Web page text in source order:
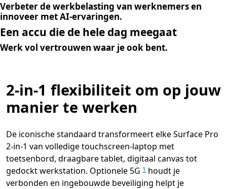
Verbeter de werkbelasting van werknemers en
innoveer met AI-ervaringen.
Een accu die de hele dag meegaat
Werk vol vertrouwen waar je ook bent.
2-in-1 flexibiliteit om op jouw
manier te werken
De iconische standaard transformeert elke Surface Pro
2-in-1 van volledige touchscreen-laptop met
toetsenbord, draagbare tablet, digitaal canvas tot
gedockt werkstation. Optionele 5G 1 houdt je
verbonden en ingebouwde beveiliging helpt je